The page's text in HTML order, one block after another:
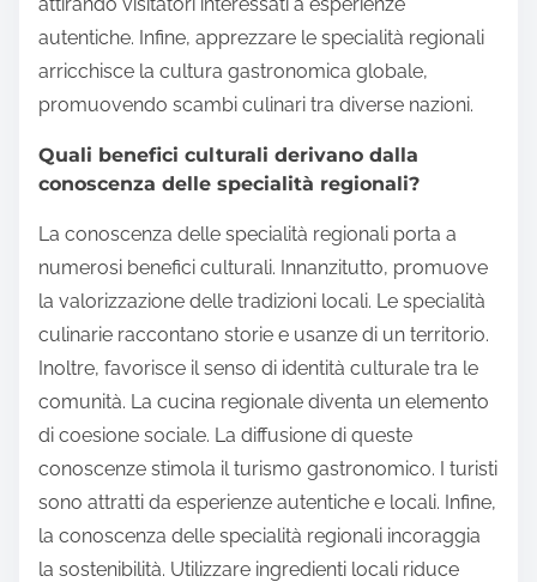
autentiche. Infine, apprezzare le specialità regionali
arricchisce la cultura gastronomica globale,
promuovendo scambi culinari tra diverse nazioni.
Quali benefici culturali derivano dalla
conoscenza delle specialità regionali?
La conoscenza delle specialità regionali porta a
numerosi benefici culturali. Innanzitutto, promuove
la valorizzazione delle tradizioni locali. Le specialità
culinarie raccontano storie e usanze di un territorio.
Inoltre, favorisce il senso di identità culturale tra le
comunità. La cucina regionale diventa un elemento
di coesione sociale. La diffusione di queste
conoscenze stimola il turismo gastronomico. I turisti
sono attratti da esperienze autentiche e locali. Infine,
la conoscenza delle specialità regionali incoraggia
la sostenibilità. Utilizzare ingredienti locali riduce